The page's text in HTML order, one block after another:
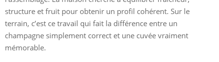
structure et fruit pour obtenir un profil cohérent. Sur le
terrain, c’est ce travail qui fait la différence entre un
champagne simplement correct et une cuvée vraiment
mémorable.